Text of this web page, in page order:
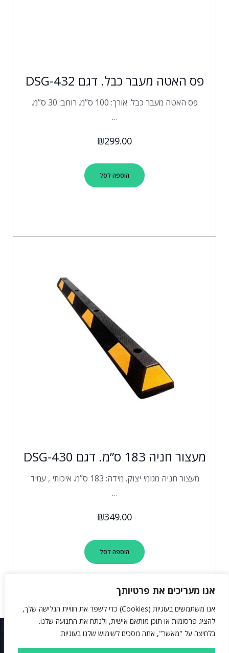
אנו מעריכים את פרטיותך
אנו משתמשים בעוגיות (Cookies) כדי לשפר את חוויית הגלישה שלך,
להציג פרסומות או תוכן מותאם אישית, ולנתח את התנועה שלנו.
בלחיצה על "מאשר", אתה מסכים לשימוש שלנו בעוגיות.
פס האטה מעבר כבל. דגם DSG-432
פס האטה מעבר כבל. אורך: 100 ס”מ. רוחב: 30 ס”מ.
…
₪299.00
הוספה לסל
מעצור חניה 183 ס”מ. דגם DSG-430
מעצור חניה מגומי יצוק. מידה: 183 ס”מ. איכותי , עמיד
…
₪349.00
הוספה לסל